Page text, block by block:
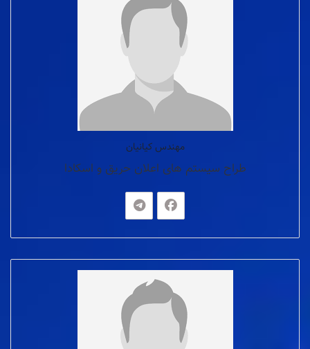
مهندس کیانیان
طراح سیستم های اعلان حریق و اسکادا